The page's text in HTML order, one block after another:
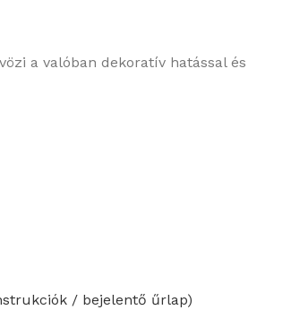
a valóban dekoratív hatással és
/ bejelentő űrlap)